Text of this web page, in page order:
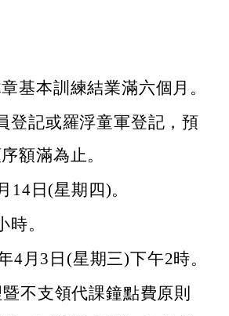
基本訓練結業滿六個月。
登記或羅浮童軍登記，預
額滿為止。
14日(星期四)。
。
4月3日(星期三)下午2時。
不支領代課鐘點費原則